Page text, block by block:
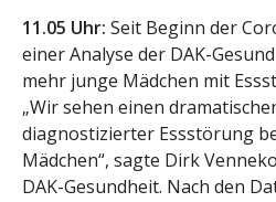
11.05 Uhr: Seit Beginn der
einer Analyse der DAK-
mehr junge Mädchen mit
„Wir sehen einen
diagnostizierter Essstörung
Mädchen“, sagte Dirk
DAK-Gesundheit. Nach den